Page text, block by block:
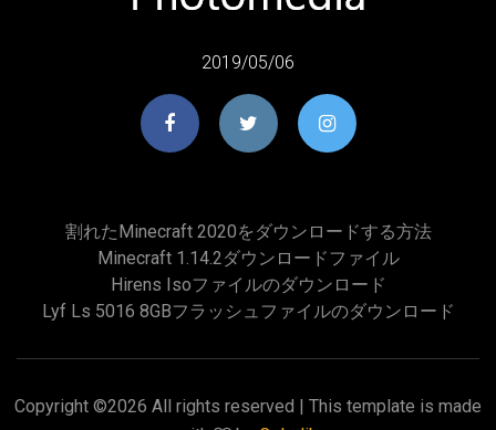
2019/05/06
割れたMinecraft 2020をダウンロードする方法
Minecraft 1.14.2ダウンロードファイル
Hirens Isoファイルのダウンロード
Lyf Ls 5016 8GBフラッシュファイルのダウンロード
Copyright ©2026 All rights reserved | This template is made